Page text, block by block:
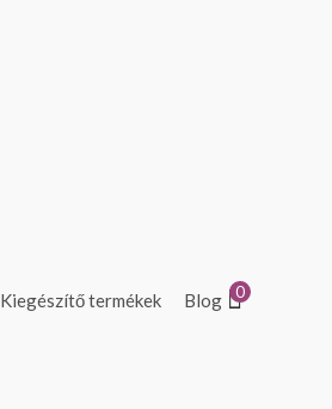
Kiegészítő termékek Blog 0